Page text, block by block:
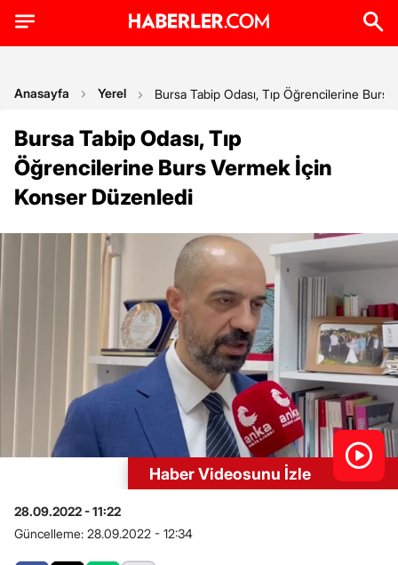
Anasayfa Yerel Bursa Tabip Odası, Tıp Öğrencilerine
Bursa Tabip Odası, Tıp
Öğrencilerine Burs Vermek İçin
Konser Düzenledi
Haber Videosunu İzle
28.09.2022 - 11:22
Güncelleme: 28.09.2022 - 12:34